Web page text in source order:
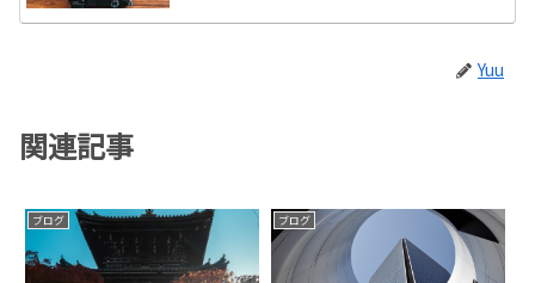
Yuu
関連記事
ブログ ブログ